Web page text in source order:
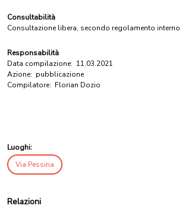
Consultabilità
Consultazione libera, secondo regolamento interno
Responsabilità
Data compilazione: 11.03.2021
Azione: pubblicazione
Compilatore: Florian Dozio
Luoghi:
Via Pessina
Relazioni